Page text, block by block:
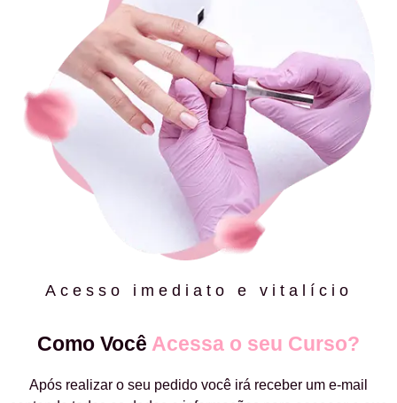
Acesso imediato e vitalício
Como Você Acessa o seu Curso?
Após realizar o seu pedido você irá receber um e-mail